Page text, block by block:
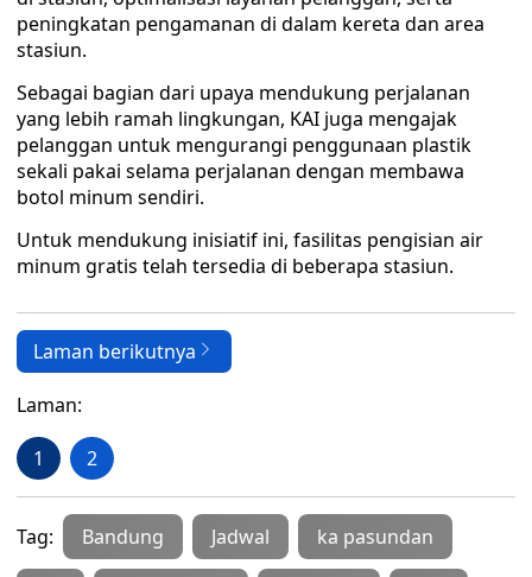
peningkatan pengamanan di dalam kereta dan area
stasiun.
Sebagai bagian dari upaya mendukung perjalanan
yang lebih ramah lingkungan, KAI juga mengajak
pelanggan untuk mengurangi penggunaan plastik
sekali pakai selama perjalanan dengan membawa
botol minum sendiri.
Untuk mendukung inisiatif ini, fasilitas pengisian air
minum gratis telah tersedia di beberapa stasiun.
Laman berikutnya
Laman:
1 2
Tag: Bandung Jadwal ka pasundan